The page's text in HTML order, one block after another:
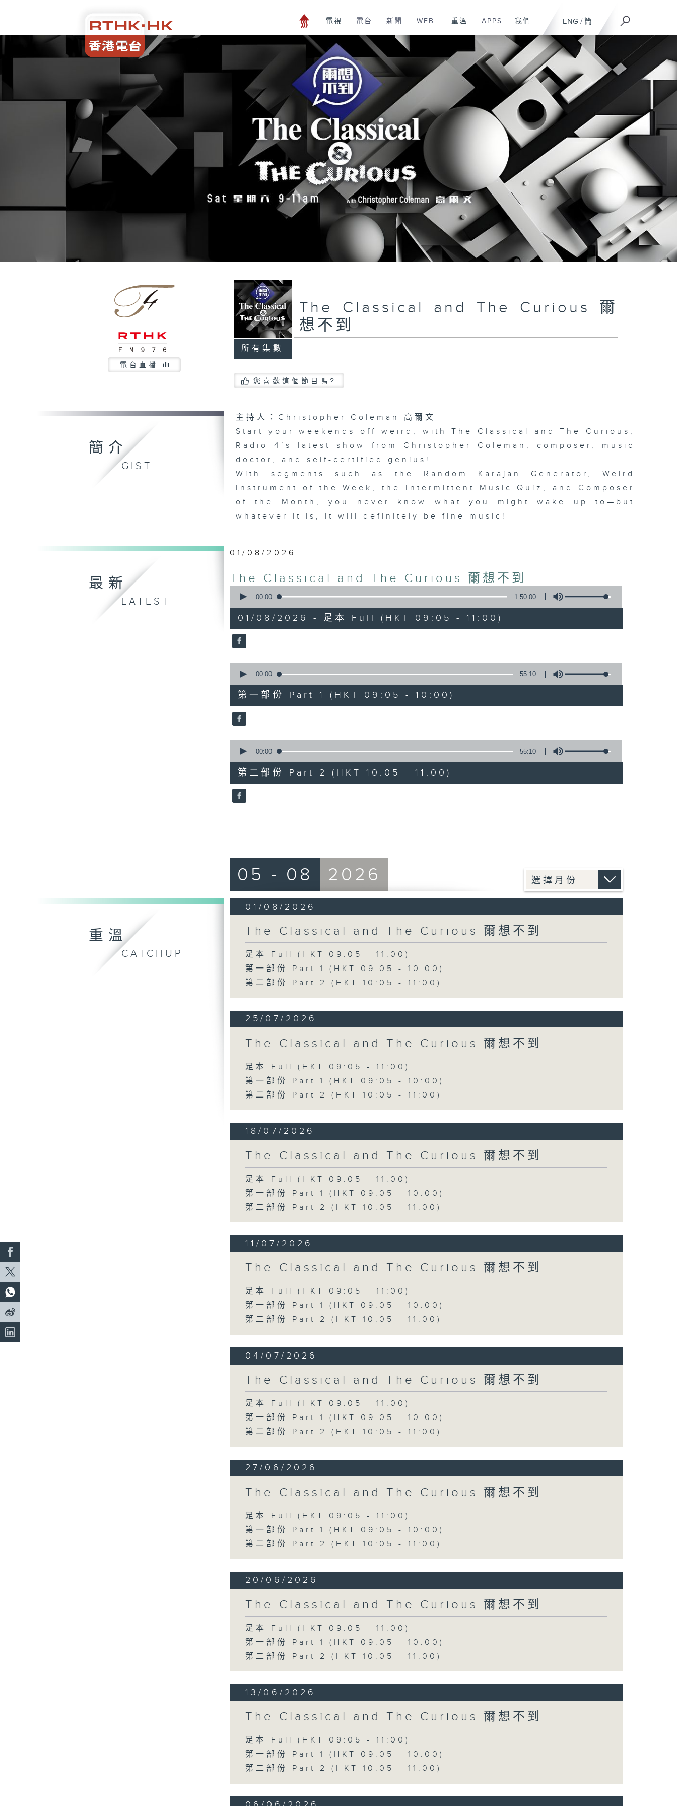
ENG / 簡
電視 電台 新聞 WEB+ 重溫 APPS 我們
電台直播
所有集數
The Classical and The Curious 爾
想不到
您喜歡這個節目嗎?
簡介
GIST
主持人：Christopher Coleman 高爾文
Start your weekends off weird, with The Classical and The Curious,
Radio 4’s latest show from Christopher Coleman, composer, music
doctor, and self-certified genius!
With segments such as the Random Karajan Generator, Weird
Instrument of the Week, the Intermittent Music Quiz, and Composer
of the Month, you never know what you might wake up to—but
whatever it is, it will definitely be fine music!
最新
LATEST
01/08/2026
The Classical and The Curious 爾想不到
seconds
hour,
50
minutes,
0
90%
00:00 1:50:00
01/08/2026 - 足本 Full (HKT 09:05 - 11:00)
seconds
55
minutes,
10
seconds
90%
00:00 55:10
第一部份 Part 1 (HKT 09:05 - 10:00)
seconds
55
minutes,
10
seconds
90%
00:00 55:10
第二部份 Part 2 (HKT 10:05 - 11:00)
重溫
CATCHUP
05 - 08 2026
01/08/2026
The Classical and The Curious 爾想不到
足本 Full (HKT 09:05 - 11:00)
第一部份 Part 1 (HKT 09:05 - 10:00)
第二部份 Part 2 (HKT 10:05 - 11:00)
25/07/2026
The Classical and The Curious 爾想不到
足本 Full (HKT 09:05 - 11:00)
第一部份 Part 1 (HKT 09:05 - 10:00)
第二部份 Part 2 (HKT 10:05 - 11:00)
18/07/2026
The Classical and The Curious 爾想不到
足本 Full (HKT 09:05 - 11:00)
第一部份 Part 1 (HKT 09:05 - 10:00)
第二部份 Part 2 (HKT 10:05 - 11:00)
11/07/2026
The Classical and The Curious 爾想不到
足本 Full (HKT 09:05 - 11:00)
第一部份 Part 1 (HKT 09:05 - 10:00)
第二部份 Part 2 (HKT 10:05 - 11:00)
04/07/2026
The Classical and The Curious 爾想不到
足本 Full (HKT 09:05 - 11:00)
第一部份 Part 1 (HKT 09:05 - 10:00)
第二部份 Part 2 (HKT 10:05 - 11:00)
27/06/2026
The Classical and The Curious 爾想不到
足本 Full (HKT 09:05 - 11:00)
第一部份 Part 1 (HKT 09:05 - 10:00)
第二部份 Part 2 (HKT 10:05 - 11:00)
20/06/2026
The Classical and The Curious 爾想不到
足本 Full (HKT 09:05 - 11:00)
第一部份 Part 1 (HKT 09:05 - 10:00)
第二部份 Part 2 (HKT 10:05 - 11:00)
13/06/2026
The Classical and The Curious 爾想不到
足本 Full (HKT 09:05 - 11:00)
第一部份 Part 1 (HKT 09:05 - 10:00)
第二部份 Part 2 (HKT 10:05 - 11:00)